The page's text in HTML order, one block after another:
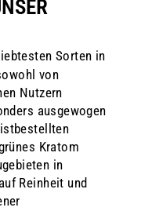
Sorten in
von
Nutzern
ausgewogen
Kratom
in
Reinheit und